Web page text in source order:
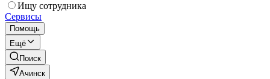
Ищу сотрудника
Сервисы
Помощь
Ещё
Поиск
Ачинск